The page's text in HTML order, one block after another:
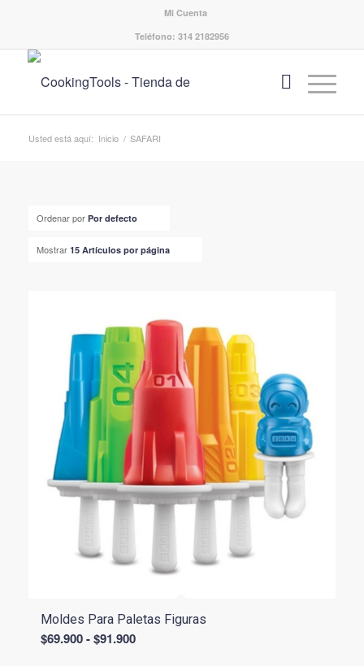
Mi Cuenta
Teléfono: 314 2182956
Usted está aquí: Inicio / SAFARI
Ordenar por Por defecto
Mostrar 15 Artículos por página
Moldes Para Paletas Figuras
$69.900 - $91.900Rango